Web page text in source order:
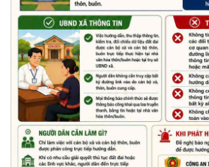
Chương trình đối thoại giữa lãnh đạo UBND
thiếu nhi trên địa bàn xã năm 2026
(14/05/2026)
Chương trình kỷ niệm 85 năm ngày thành lập
Minh (15/05/1941 – 15/05/2026) và kỷ
sinh Chủ tịch Hồ Chí Minh (19/05/1890 –
(14/05/2026)